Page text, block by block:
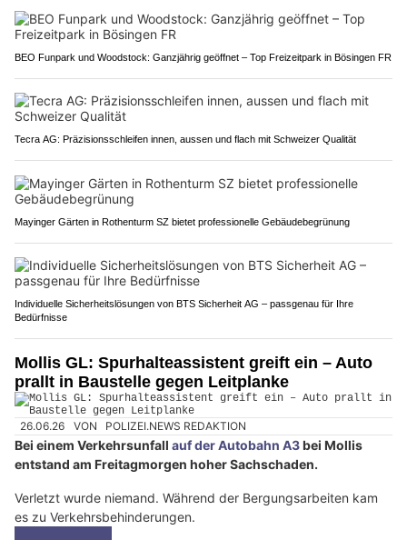
BEO Funpark und Woodstock: Ganzjährig geöffnet – Top Freizeitpark in Bösingen FR
Tecra AG: Präzisionsschleifen innen, aussen und flach mit Schweizer Qualität
Mayinger Gärten in Rothenturm SZ bietet professionelle Gebäudebegrünung
Individuelle Sicherheitslösungen von BTS Sicherheit AG – passgenau für Ihre
Bedürfnisse
Mollis GL: Spurhalteassistent greift ein – Auto
prallt in Baustelle gegen Leitplanke
26.06.26 VON POLIZEI.NEWS REDAKTION
Bei einem Verkehrsunfall auf der Autobahn A3bei Mollis
entstand am Freitagmorgen hoher Sachschaden.
Verletzt wurde niemand. Während der Bergungsarbeiten kam
es zu Verkehrsbehinderungen.